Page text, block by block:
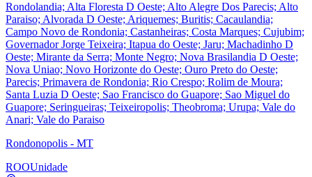
Rondolandia; Alta Floresta D Oeste; Alto Alegre Dos Parecis; Alto
Paraiso; Alvorada D Oeste; Ariquemes; Buritis; Cacaulandia;
Campo Novo de Rondonia; Castanheiras; Costa Marques; Cujubim;
Governador Jorge Teixeira; Itapua do Oeste; Jaru; Machadinho D
Oeste; Mirante da Serra; Monte Negro; Nova Brasilandia D Oeste;
Nova Uniao; Novo Horizonte do Oeste; Ouro Preto do Oeste;
Parecis; Primavera de Rondonia; Rio Crespo; Rolim de Moura;
Santa Luzia D Oeste; Sao Francisco do Guapore; Sao Miguel do
Guapore; Seringueiras; Teixeiropolis; Theobroma; Urupa; Vale do
Anari; Vale do Paraiso
Rondonopolis - MT
ROOUnidade